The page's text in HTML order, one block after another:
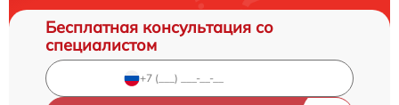
Бесплатная консультация со
специалистом